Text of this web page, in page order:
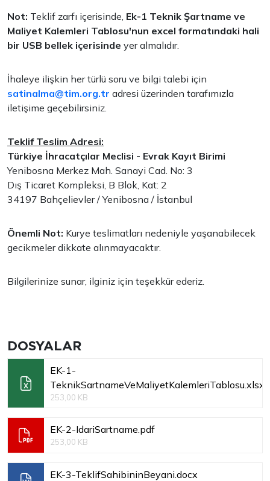
Not: Teklif zarfı içerisinde, Ek-1 Teknik Şartname ve
Maliyet Kalemleri Tablosu'nun excel formatındaki hali
bir USB bellek içerisinde yer almalıdır.
İhaleye ilişkin her türlü soru ve bilgi talebi için
satinalma@tim.org.tr adresi üzerinden tarafımızla
iletişime geçebilirsiniz.
Teklif Teslim Adresi:
Türkiye İhracatçılar Meclisi - Evrak Kayıt Birimi
Yenibosna Merkez Mah. Sanayi Cad. No: 3
Dış Ticaret Kompleksi, B Blok, Kat: 2
34197 Bahçelievler / Yenibosna / İstanbul
Önemli Not: Kurye teslimatları nedeniyle yaşanabilecek
gecikmeler dikkate alınmayacaktır.
Bilgilerinize sunar, ilginiz için teşekkür ederiz.
DOSYALAR
EK-1-
TeknikSartnameVeMaliyetKalemleriTablosu.xlsx
253,00 KB
EK-2-IdariSartname.pdf
253,00 KB
EK-3-TeklifSahibininBeyani.docx